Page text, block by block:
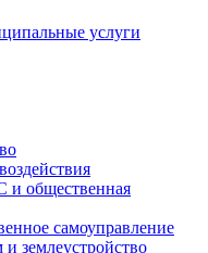
услуги
и общественная
самоуправление
землеустройство